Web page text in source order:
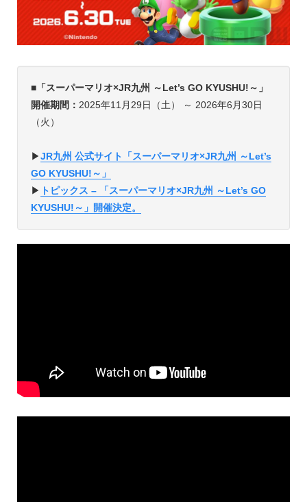
■「スーパーマリオ×JR九州 ～Let’s GO KYUSHU!～」
開催期間： 2025年11月29日（土） ～ 2026年6月30日
（火）
▶︎JR九州 公式サイト「スーパーマリオ×JR九州 ～Let’s
GO KYUSHU!～」
▶︎ トピックス – 「スーパーマリオ×JR九州 ～Let’s GO
KYUSHU!～」開催決定。